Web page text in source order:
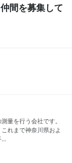
間を募集して
量を行う会社です。
れまで神奈川県およ